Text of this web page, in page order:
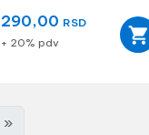
290,00 RSD
+ 20% pdv
»